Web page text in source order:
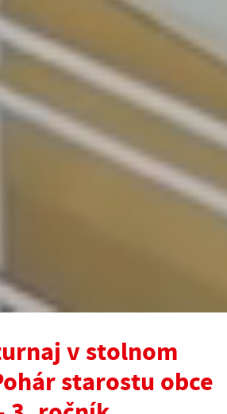
v stolnom
starostu obce